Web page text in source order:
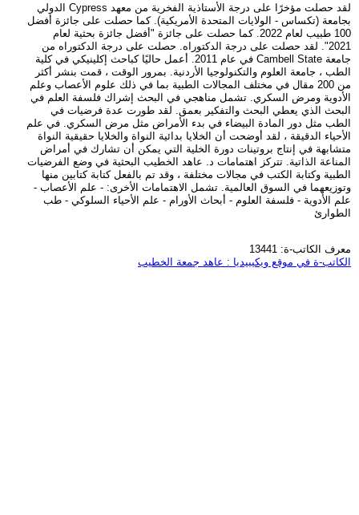
لقد حصلت مؤخرًا على درجة الأستاذية الفخرية من معهد Cypress الدولي
بجامعة (تكساس - الولايات المتحدة الأمريكية). كما حصلت على جائزة أفضل
100 طبيب لعام 2022. كما حصلت على جائزة "أفضل جائزة بحثية لعام
2021". لقد حصلت على درجة الدكتوراه. حصلت على درجة الدكتوراه من
جامعة Cambell State في عام 2011. أعمل حاليًا كباحث إكلينيكي في كلية
الطب ، جامعة العلوم والتكنولوجيا الأردنية. بمرور الوقت ، قمت بنشر أكثر
من 200 مقال في مختلف المجالات الطبية بما في ذلك علوم الأعصاب وعلم
الأدوية ومرض السكري. تشمل مناهجي في البحث إشراك فلسفة العلم في
البحث الذي يعطي البحث والتفكير بعمق. لقد طورت عدة فرضيات في
الطب مثل دور المادة البيضاء في بدء الأمراض مثل مرض السكري. في علم
الأحياء الدقيقة ، لقد أوضحت أن الخلايا بدائية النواة والخلايا حقيقية النواة
متشابهة في إنتاج بروتينات دورة الخلية التي يمكن أن تشارك في أمراض
المناعة الذاتية. تتركز اهتمامات د. عاهد الخطيب البحثية في وضع الفرضيات
الطبية وكتابة الكتب في مجالات مختلفة ، وقد تم بالفعل كتابة كتابين منها
وتوزيعهما في السوق العالمية. تشمل الاهتمامات الأخرى: - علم الأعصاب -
علم الأدوية - فلسفة العلوم - أبحاث الأورام - علم الأحياء السلوكي - طب
الطوارئ
معرف الكاتب-ة: 13441
الكاتب-ة في موقع ويكيبيديا : عاهد جمعة الخطيب